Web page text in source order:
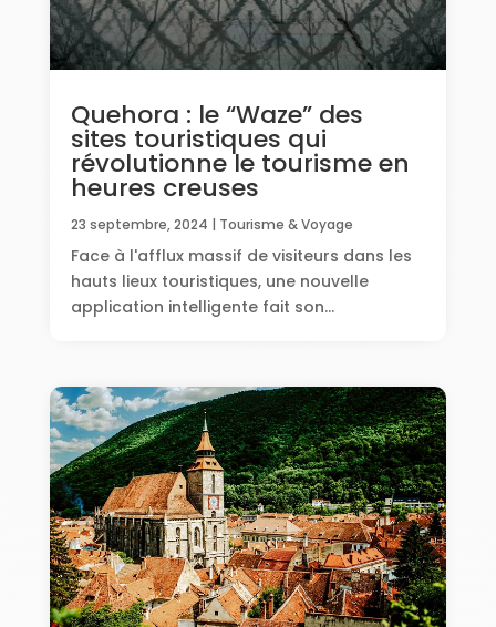
Quehora : le “Waze” des
sites touristiques qui
révolutionne le tourisme en
heures creuses
23 septembre, 2024 | Tourisme & Voyage
Face à l'afflux massif de visiteurs dans les
hauts lieux touristiques, une nouvelle
application intelligente fait son...